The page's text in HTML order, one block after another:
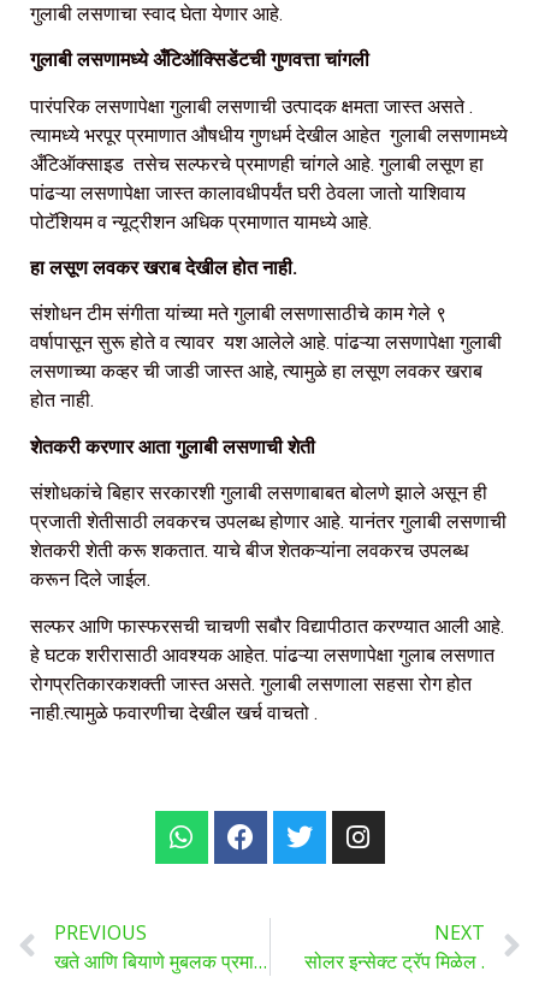
गुलाबी लसणाचा स्वाद घेता येणार आहे.
गुलाबी लसणामध्ये अँटिऑक्सिडेंटची गुणवत्ता चांगली
पारंपरिक लसणापेक्षा गुलाबी लसणाची उत्पादक क्षमता जास्त असते .
त्यामध्ये भरपूर प्रमाणात औषधीय गुणधर्म देखील आहेत गुलाबी लसणामध्ये
अँटिऑक्साइड तसेच सल्फरचे प्रमाणही चांगले आहे. गुलाबी लसूण हा
पांढऱ्या लसणापेक्षा जास्त कालावधीपर्यंत घरी ठेवला जातो याशिवाय
पोटॅशियम व न्यूट्रीशन अधिक प्रमाणात यामध्ये आहे.
हा लसूण लवकर खराब देखील होत नाही.
संशोधन टीम संगीता यांच्या मते गुलाबी लसणासाठीचे काम गेले ९
वर्षापासून सुरू होते व त्यावर यश आलेले आहे. पांढऱ्या लसणापेक्षा गुलाबी
लसणाच्या कव्हर ची जाडी जास्त आहे, त्यामुळे हा लसूण लवकर खराब
होत नाही.
शेतकरी करणार आता गुलाबी लसणाची शेती
संशोधकांचे बिहार सरकारशी गुलाबी लसणाबाबत बोलणे झाले असून ही
प्रजाती शेतीसाठी लवकरच उपलब्ध होणार आहे. यानंतर गुलाबी लसणाची
शेतकरी शेती करू शकतात. याचे बीज शेतकऱ्यांना लवकरच उपलब्ध
करून दिले जाईल.
सल्फर आणि फास्फरसची चाचणी सबौर विद्यापीठात करण्यात आली आहे.
हे घटक शरीरासाठी आवश्यक आहेत. पांढऱ्या लसणापेक्षा गुलाब लसणात
रोगप्रतिकारकशक्ती जास्त असते. गुलाबी लसणाला सहसा रोग होत
नाही.त्यामुळे फवारणीचा देखील खर्च वाचतो .
PREVIOUS
खते आणि बियाणे मुबलक प्रमाणात उपलब्ध, शेतकऱ्यांनो चिंता करू नका.
NEXT
सोलर इन्सेक्ट ट्रॅप मिळेल .